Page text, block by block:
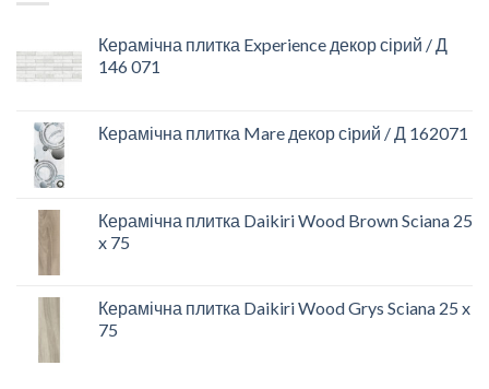
Керамічна плитка Experience декор сірий / Д
146 071
Керамічна плитка Mare декор сiрий / Д 162071
Керамічна плитка Daikiri Wood Brown Sciana 25
x 75
Керамічна плитка Daikiri Wood Grys Sciana 25 x
75